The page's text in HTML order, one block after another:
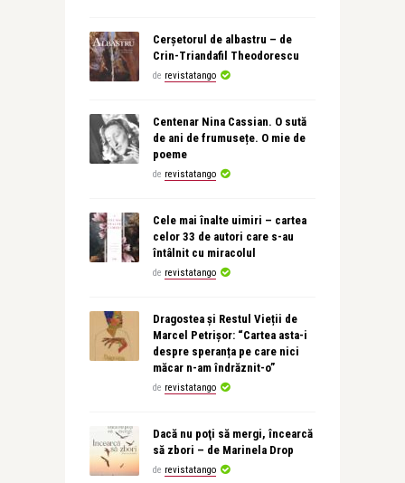
Cerșetorul de albastru – de
Crin-Triandafil Theodorescu
de revistatango
Centenar Nina Cassian. O sută
de ani de frumusețe. O mie de
poeme
de revistatango
Cele mai înalte uimiri – cartea
celor 33 de autori care s-au
întâlnit cu miracolul
de revistatango
Dragostea și Restul Vieții de
Marcel Petrișor: “Cartea asta-i
despre speranța pe care nici
măcar n-am îndrăznit-o”
de revistatango
Dacă nu poţi să mergi, încearcă
să zbori – de Marinela Drop
de revistatango